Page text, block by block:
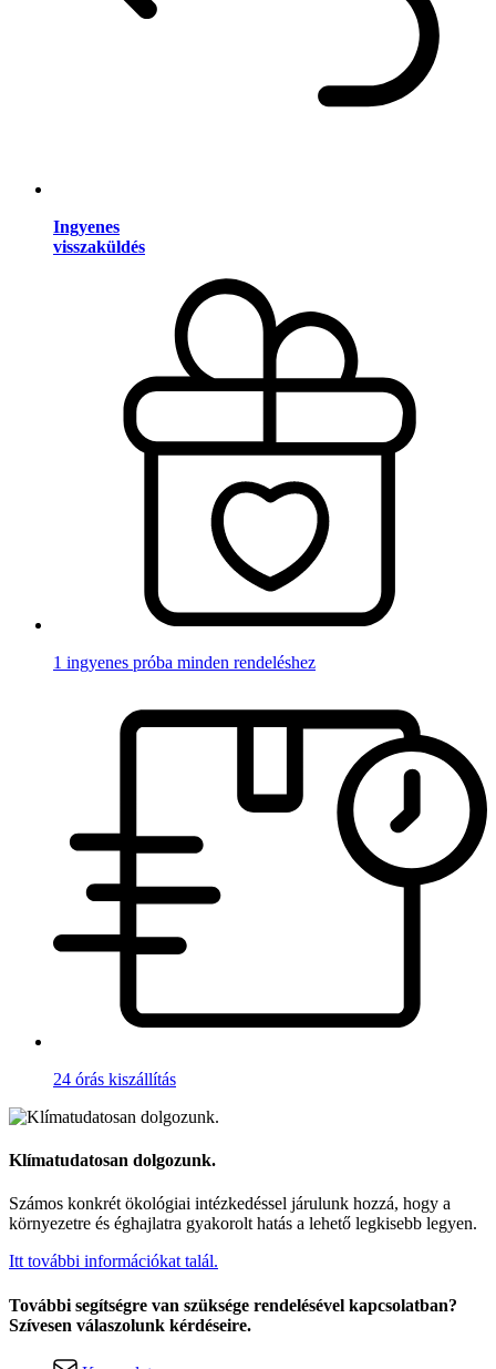
Ingyenes
visszaküldés
1 ingyenes próba minden rendeléshez
24 órás kiszállítás
Klímatudatosan dolgozunk.
Számos konkrét ökológiai intézkedéssel járulunk hozzá, hogy a
környezetre és éghajlatra gyakorolt hatás a lehető legkisebb legyen.
Itt további információkat talál.
További segítségre van szüksége rendelésével kapcsolatban?
Szívesen válaszolunk kérdéseire.